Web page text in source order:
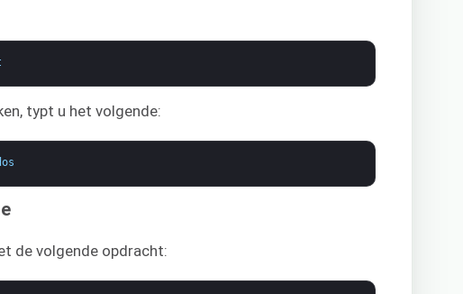
typt u het volgende:
de volgende opdracht: